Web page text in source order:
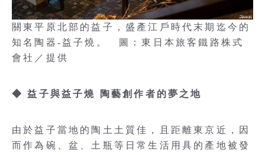
關東平原北部的益子，盛產江戶時代末期迄今的
知名陶器-益子燒。 圖：東日本旅客鐵路株式
會社／提供
◆ 益子與益子燒 陶藝創作者的夢之地
由於益子當地的陶土土質佳，且距離東京近，因
而作為碗、盆、土瓶等日常生活用具的產地被發